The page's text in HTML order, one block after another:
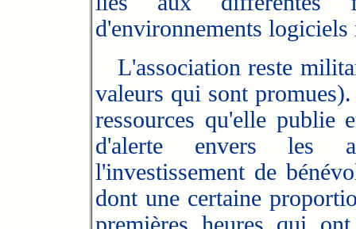
d'environnements logiciels
L'association reste
valeurs qui sont
ressources qu'elle publie
d'alerte envers les
l'investissement de
dont une certaine